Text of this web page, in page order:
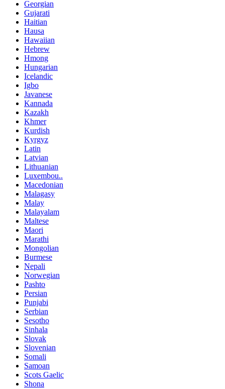
Georgian
Gujarati
Haitian
Hausa
Hawaiian
Hebrew
Hmong
Hungarian
Icelandic
Igbo
Javanese
Kannada
Kazakh
Khmer
Kurdish
Kyrgyz
Latin
Latvian
Lithuanian
Luxembou..
Macedonian
Malagasy
Malay
Malayalam
Maltese
Maori
Marathi
Mongolian
Burmese
Nepali
Norwegian
Pashto
Persian
Punjabi
Serbian
Sesotho
Sinhala
Slovak
Slovenian
Somali
Samoan
Scots Gaelic
Shona